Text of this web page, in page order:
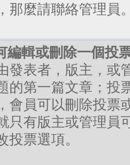
那麼請聯絡管理員
編輯或刪除一個投
發表者，版主，或
的第一篇文章；投
會員可以刪除投票
只有版主或管理員
投票選項。